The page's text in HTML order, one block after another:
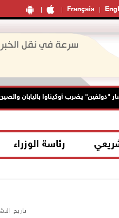
Français
يضرب أوكيناوا باليابان والصين
رئاسة الوزراء
تاريخ النشر: 07/09/2025